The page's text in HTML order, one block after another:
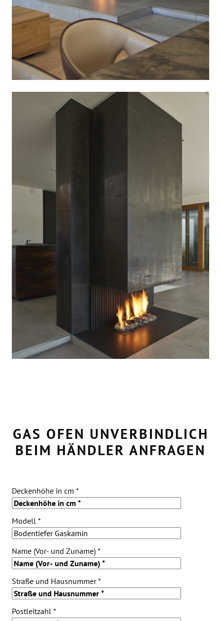
GAS OFEN UNVERBINDLICH
BEIM HÄNDLER ANFRAGEN
Deckenhöhe in cm *
Modell *
Name (Vor- und Zuname) *
Straße und Hausnummer *
Postleitzahl *
Bitte lassen Sie dieses Feld leer.